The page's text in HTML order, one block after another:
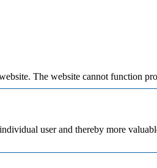
The website cannot function
user and thereby more